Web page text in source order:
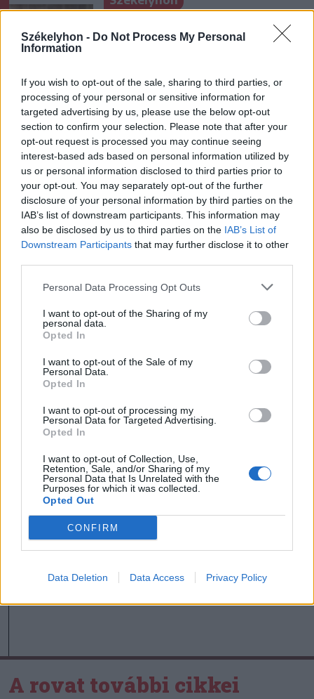
Székelyhon - Do Not Process My Personal
Information
If you wish to opt-out of the sale, sharing to third parties, or
processing of your personal or sensitive information for
targeted advertising by us, please use the below opt-out
section to confirm your selection. Please note that after your
opt-out request is processed you may continue seeing
interest-based ads based on personal information utilized by
us or personal information disclosed to third parties prior to
your opt-out. You may separately opt-out of the further
disclosure of your personal information by third parties on the
IAB’s list of downstream participants. This information may
also be disclosed by us to third parties on the IAB’s List of
Downstream Participants that may further disclose it to other
Personal Data Processing Opt Outs
I want to opt-out of the Sharing of my
personal data.
Opted In
I want to opt-out of the Sale of my
Personal Data.
Opted In
I want to opt-out of processing my
Personal Data for Targeted Advertising.
Opted In
I want to opt-out of Collection, Use,
Retention, Sale, and/or Sharing of my
Personal Data that Is Unrelated with the
Purposes for which it was collected.
Opted Out
CONFIRM
Data Deletion Data Access Privacy Policy
Tizenegy település maradhat
víz nélkül Udvarhelyszéken
Székelyhon
Húsdarálógépbe szorult egy
kétéves gyerek keze, a
tűzoltókra is szükség volt a
műtőben
Székely Sport
Látványos meccs nyitotta a
Szuperliga negyedik
Krónika
amerikai hírszerzés szerint
Székely Sport
Farul az FK Csíkszereda ellen
Sándor Ella: Na, indíts, s
menjünk!
A rovat további cikkei